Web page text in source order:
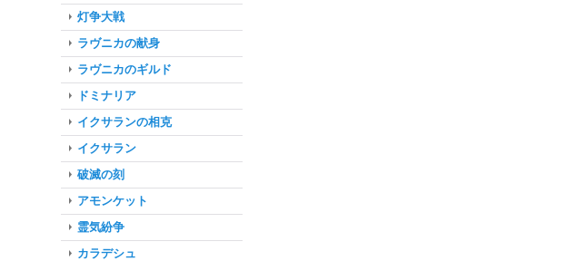
灯争大戦
ラヴニカの献身
ラヴニカのギルド
ドミナリア
イクサランの相克
イクサラン
破滅の刻
アモンケット
霊気紛争
カラデシュ